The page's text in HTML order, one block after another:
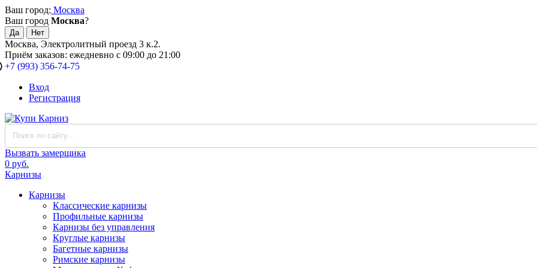
Ваш город: Москва
Ваш город Москва?
Москва, Электролитный проезд 3 к.2.
Приём заказов: ежедневно с 09:00 до 21:00
+7 (993) 356-74-75
Вход
Регистрация
Вызвать замерщика
0 руб.
Карнизы
Карнизы
Классические карнизы
Профильные карнизы
Карнизы без управления
Круглые карнизы
Багетные карнизы
Римские карнизы